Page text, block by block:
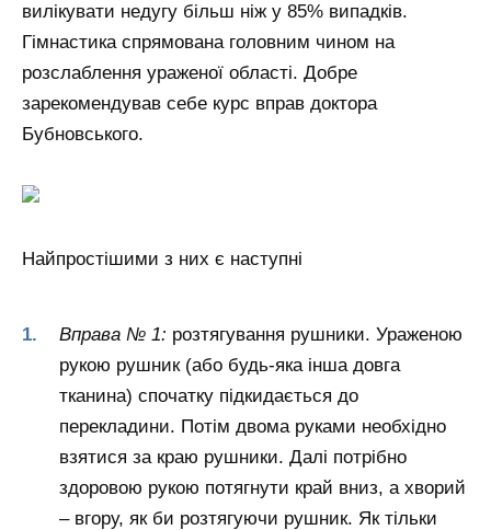
вилікувати недугу більш ніж у 85% випадків.
Гімнастика спрямована головним чином на
розслаблення ураженої області. Добре
зарекомендував себе курс вправ доктора
Бубновського.
Найпростішими з них є наступні
Вправа № 1: розтягування рушники. Ураженою
рукою рушник (або будь-яка інша довга
тканина) спочатку підкидається до
перекладини. Потім двома руками необхідно
взятися за краю рушники. Далі потрібно
здоровою рукою потягнути край вниз, а хворий
– вгору, як би розтягуючи рушник. Як тільки